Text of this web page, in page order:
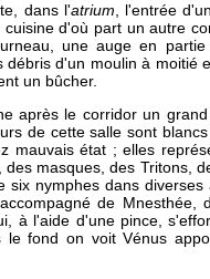
dans l'atrium , l'entrée
d'où part un autre
une auge en
d'un moulin à moitié
un bûcher.
après le corridor un
de cette salle sont
mauvais état ; elles
masques, des Tritons,
six nymphes dans
de Mnesthée,
à l'aide d'une pince,
fond on voit Vénus